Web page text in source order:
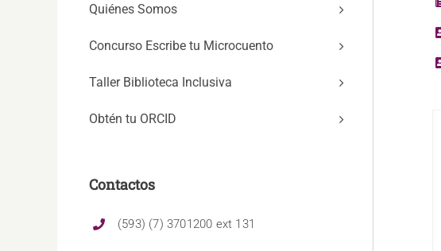
Quiénes Somos
Concurso Escribe tu Microcuento
Taller Biblioteca Inclusiva
Obtén tu ORCID
Contactos
(593) (7) 3701200 ext 131